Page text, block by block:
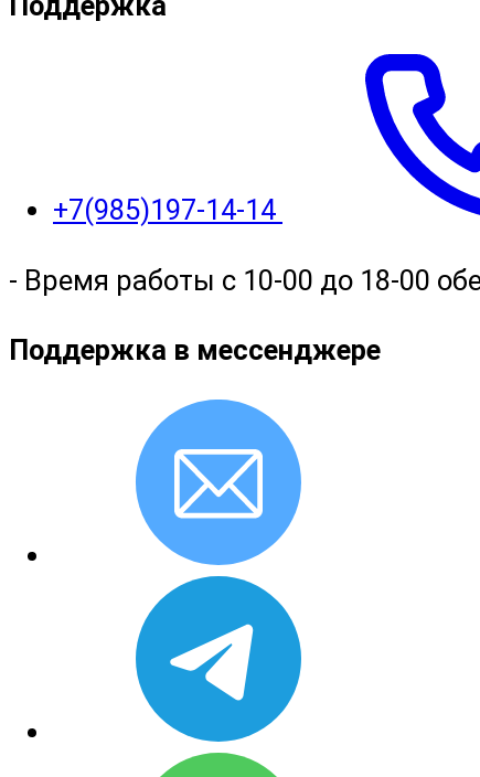
+7(985)197-14-14
- Время работы с 10-00 до 18-00
Поддержка в мессенджере